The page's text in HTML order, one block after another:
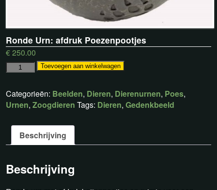
Ronde Urn: afdruk Poezenpootjes
€250.00
Toevoegen aan winkelwagen
Categorieën: Beelden, Dieren, Dierenurnen, Poes,
Urnen, Zoogdieren Tags: Dieren, Gedenkbeeld
Beschrijving
Beschrijving